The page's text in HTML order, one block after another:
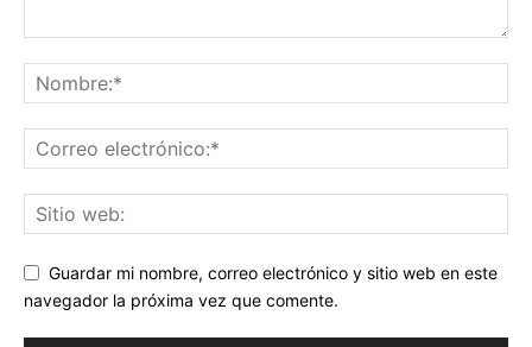
Guardar mi nombre, correo electrónico y sitio web en este
navegador la próxima vez que comente.